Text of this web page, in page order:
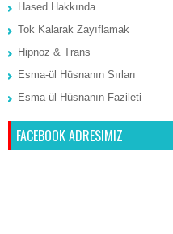
Hased Hakkında
Tok Kalarak Zayıflamak
Hipnoz & Trans
Esma-ül Hüsnanın Sırları
Esma-ül Hüsnanın Fazileti
FACEBOOK ADRESIMIZ